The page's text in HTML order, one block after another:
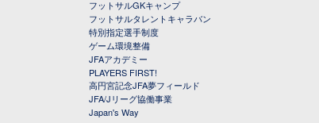
フットサルGKキャンプ
フットサルタレントキャラバン
特別指定選手制度
ゲーム環境整備
JFAアカデミー
PLAYERS FIRST!
高円宮記念JFA夢フィールド
JFA/Jリーグ協働事業
Japan's Way